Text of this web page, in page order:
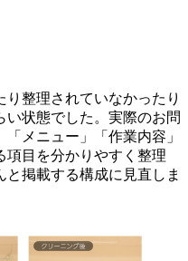
整理されていなかったり
い状態でした。実際のお問
メニュー」「作業内容」
項目を分かりやすく整理
掲載する構成に見直しま